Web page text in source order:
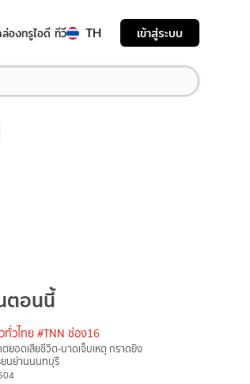
องทรูไอดี ทีวี TH เข้าสู่ระบบ
ตอนนี้
ทั่วไทย #TNN ช่อง16
ยอดเสียชีวิต-บาดเจ็บเหตุ กราดยิง
ยนย่านนนทบุรี